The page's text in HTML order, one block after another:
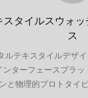
スタイルスウォ
ス
ルテキスタイルデザ
ンターフェースプラ
と物理的プロトタイ